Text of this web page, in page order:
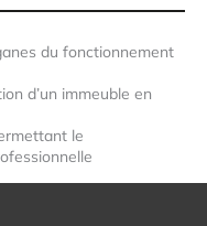
du fonctionnement
d’un immeuble en
le